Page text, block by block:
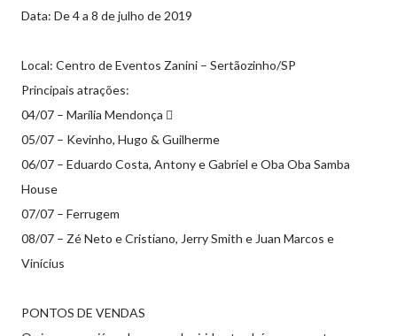
Data: De 4 a 8 de julho de 2019
Local: Centro de Eventos Zanini – Sertãozinho/SP
Principais atrações:
04/07 – Marília Mendonça 
05/07 – Kevinho, Hugo & Guilherme
06/07 – Eduardo Costa, Antony e Gabriel e Oba Oba Samba
House
07/07 – Ferrugem
08/07 – Zé Neto e Cristiano, Jerry Smith e Juan Marcos e
Vinícius
PONTOS DE VENDAS